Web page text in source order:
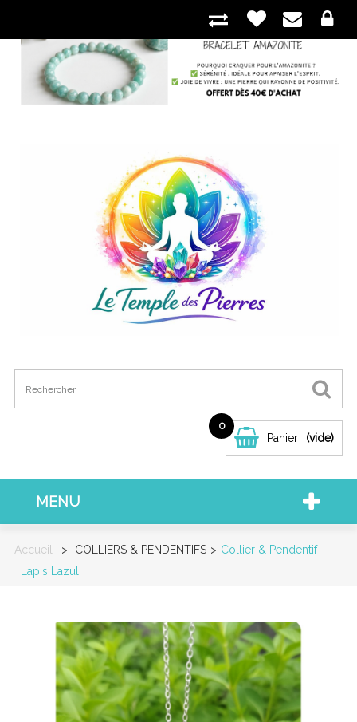
Panier
0
(vide)
MENU
Accueil > COLLIERS & PENDENTIFS > Collier & Pendentif
Lapis Lazuli